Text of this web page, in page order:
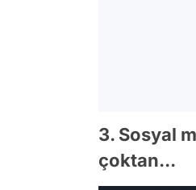
3. Sosyal
çoktan...